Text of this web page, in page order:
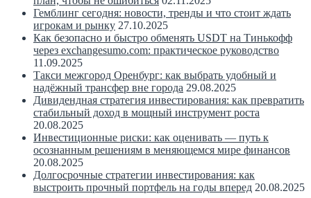
Гемблинг сегодня: новости, тренды и что стоит ждать
игрокам и рынку 27.10.2025
Как безопасно и быстро обменять USDT на Тинькофф
через exchangesumo.com: практическое руководство
11.09.2025
Такси межгород Оренбург: как выбрать удобный и
надёжный трансфер вне города 29.08.2025
Дивидендная стратегия инвестирования: как превратить
стабильный доход в мощный инструмент роста
20.08.2025
Инвестиционные риски: как оценивать — путь к
осознанным решениям в меняющемся мире финансов
20.08.2025
Долгосрочные стратегии инвестирования: как
выстроить прочный портфель на годы вперед 20.08.2025